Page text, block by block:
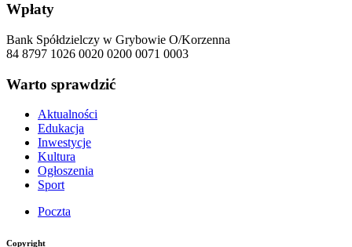
Wpłaty
Bank Spółdzielczy w Grybowie O/Korzenna
84 8797 1026 0020 0200 0071 0003
Warto sprawdzić
Aktualności
Edukacja
Inwestycje
Kultura
Ogłoszenia
Sport
Poczta
Copyright